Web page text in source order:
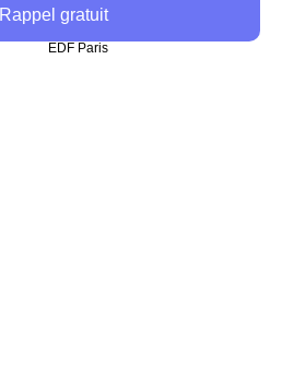
EDF Toulouse
EDF Paris
Rappel gratuit